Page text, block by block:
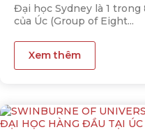
Đại học Sydney là 1
của Úc (Group of Eight...
Xem thêm